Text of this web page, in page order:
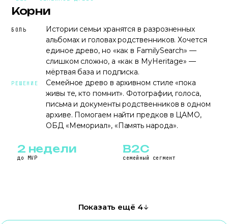
Корни
БОЛЬ
Истории семьи хранятся в разрозненных
альбомах и головах родственников. Хочется
единое древо, но «как в FamilySearch» —
слишком сложно, а «как в MyHeritage» —
мёртвая база и подписка.
РЕШЕНИЕ
Семейное древо в архивном стиле «пока
живы те, кто помнит». Фотографии, голоса,
письма и документы родственников в одном
архиве. Помогаем найти предков в ЦАМО,
ОБД «Мемориал», «Память народа».
2 недели
до MVP
B2C
семейный сегмент
Показать ещё 4